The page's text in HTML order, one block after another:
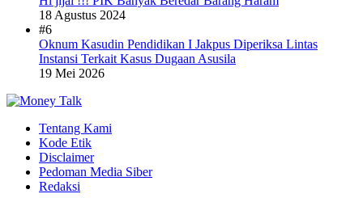
18 Agustus 2024
#6
Oknum Kasudin Pendidikan I Jakpus Diperiksa Lintas
Instansi Terkait Kasus Dugaan Asusila
19 Mei 2026
Tentang Kami
Kode Etik
Disclaimer
Pedoman Media Siber
Redaksi